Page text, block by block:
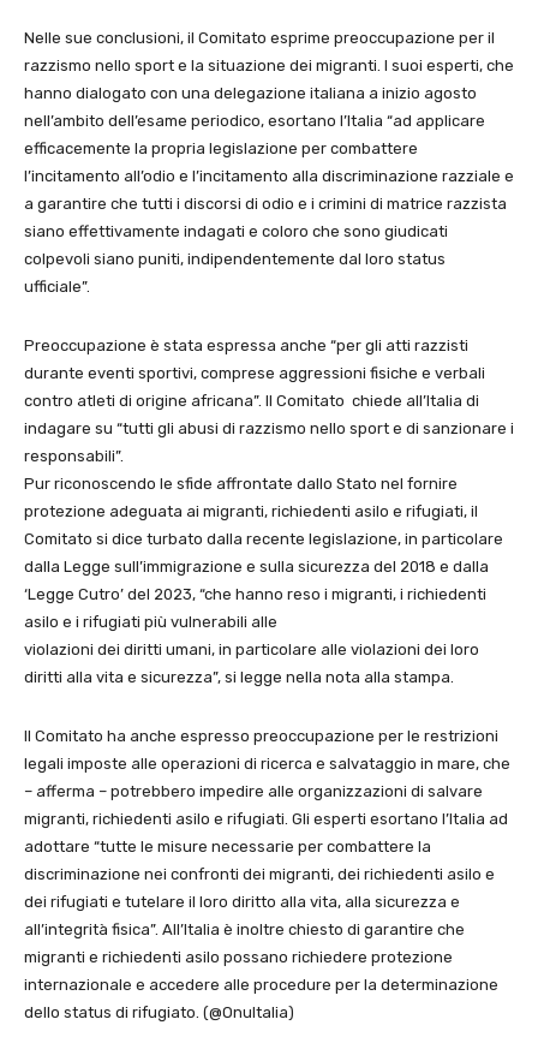
Nelle sue conclusioni, il Comitato esprime preoccupazione per il
razzismo nello sport e la situazione dei migranti. I suoi esperti, che
hanno dialogato con una delegazione italiana a inizio agosto
nell’ambito dell’esame periodico, esortano l’Italia “ad applicare
efficacemente la propria legislazione per combattere
l’incitamento all’odio e l’incitamento alla discriminazione razziale e
a garantire che tutti i discorsi di odio e i crimini di matrice razzista
siano effettivamente indagati e coloro che sono giudicati
colpevoli siano puniti, indipendentemente dal loro status
ufficiale”.
Preoccupazione è stata espressa anche “per gli atti razzisti
durante eventi sportivi, comprese aggressioni fisiche e verbali
contro atleti di origine africana”. Il Comitato chiede all’Italia di
indagare su “tutti gli abusi di razzismo nello sport e di sanzionare i
responsabili”.
Pur riconoscendo le sfide affrontate dallo Stato nel fornire
protezione adeguata ai migranti, richiedenti asilo e rifugiati, il
Comitato si dice turbato dalla recente legislazione, in particolare
dalla Legge sull’immigrazione e sulla sicurezza del 2018 e dalla
‘Legge Cutro’ del 2023, “che hanno reso i migranti, i richiedenti
asilo e i rifugiati più vulnerabili alle
violazioni dei diritti umani, in particolare alle violazioni dei loro
diritti alla vita e sicurezza”, si legge nella nota alla stampa.
Il Comitato ha anche espresso preoccupazione per le restrizioni
legali imposte alle operazioni di ricerca e salvataggio in mare, che
– afferma – potrebbero impedire alle organizzazioni di salvare
migranti, richiedenti asilo e rifugiati. Gli esperti esortano l’Italia ad
adottare “tutte le misure necessarie per combattere la
discriminazione nei confronti dei migranti, dei richiedenti asilo e
dei rifugiati e tutelare il loro diritto alla vita, alla sicurezza e
all’integrità fisica”. All’Italia è inoltre chiesto di garantire che
migranti e richiedenti asilo possano richiedere protezione
internazionale e accedere alle procedure per la determinazione
dello status di rifugiato. (@OnuItalia)